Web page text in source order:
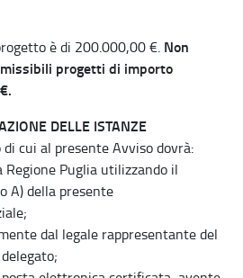
è di 200.000,00 €. Non
progetti di importo
DELLE ISTANZE
cui al presente Avviso dovrà:
Regione Puglia utilizzando il
A) della presente
dal legale rappresentante del